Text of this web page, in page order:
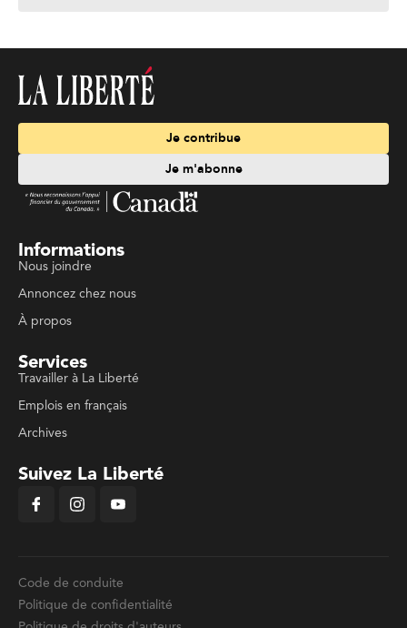
Je contribue
Je m'abonne
Informations
Nous joindre
Annoncez chez nous
À propos
Services
Travailler à La Liberté
Emplois en français
Archives
Suivez La Liberté
Code de conduite
Politique de confidentialité